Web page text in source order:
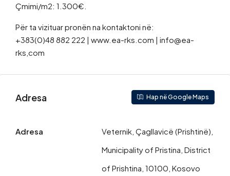
Çmimi/m2: 1.300€.
Për ta vizituar pronën na kontaktoni në:
+383(0)48 882 222 | www.ea-rks.com | info@ea-
rks,com
Adresa Hap në Google Maps
Adresa
Veternik, Çagllavicë (Prishtinë),
Municipality of Pristina, District
of Prishtina, 10100, Kosovo